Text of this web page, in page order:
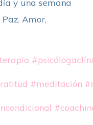
y una semana
Amor,
#meditación